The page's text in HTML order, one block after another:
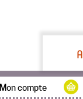
Mon compte